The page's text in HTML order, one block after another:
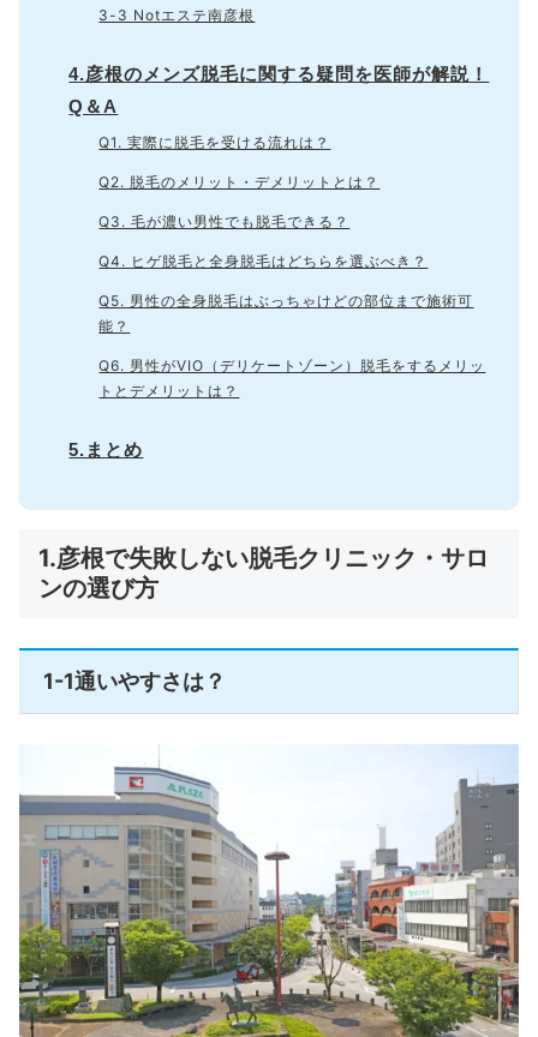
3-3 Notエステ南彦根
4.彦根のメンズ脱毛に関する疑問を医師が解説！
Q＆A
Q1. 実際に脱毛を受ける流れは？
Q2. 脱毛のメリット・デメリットとは？
Q3. 毛が濃い男性でも脱毛できる？
Q4. ヒゲ脱毛と全身脱毛はどちらを選ぶべき？
Q5. 男性の全身脱毛はぶっちゃけどの部位まで施術可
能？
Q6. 男性がVIO（デリケートゾーン）脱毛をするメリッ
トとデメリットは？
5.まとめ
1.彦根で失敗しない脱毛クリニック・サロ
ンの選び方
1-1通いやすさは？